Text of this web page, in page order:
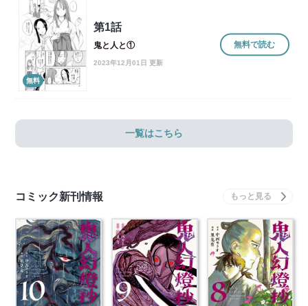
無料
第1話
鬼と人と①
2023年12月01日 更新
無料で読む
一覧はこちら
コミック新刊情報